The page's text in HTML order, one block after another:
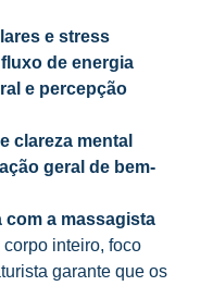
e stress
de energia
e percepção
clareza mental
geral de bem-
a massagista
inteiro, foco
garante que os